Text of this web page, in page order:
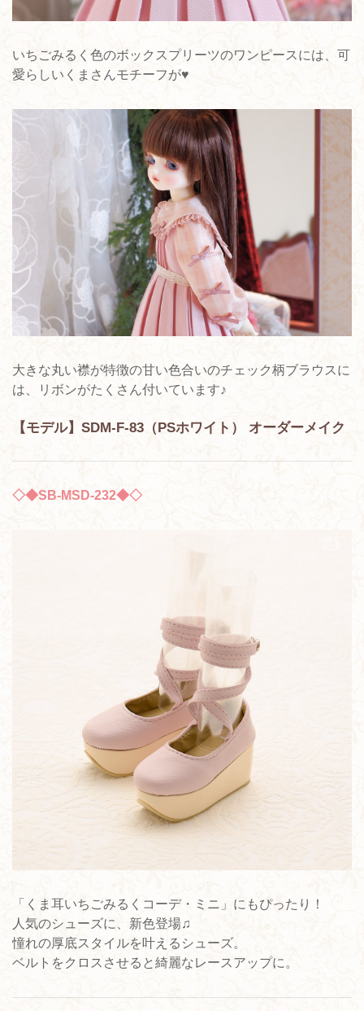
いちごみるく色のボックスプリーツのワンピースには、可
愛らしいくまさんモチーフが♥
大きな丸い襟が特徴の甘い色合いのチェック柄ブラウスに
は、リボンがたくさん付いています♪
【モデル】SDM-F-83（PSホワイト） オーダーメイク
◇◆SB-MSD-232◆◇
「くま耳いちごみるくコーデ・ミニ」にもぴったり！
人気のシューズに、新色登場♫
憧れの厚底スタイルを叶えるシューズ。
ベルトをクロスさせると綺麗なレースアップに。